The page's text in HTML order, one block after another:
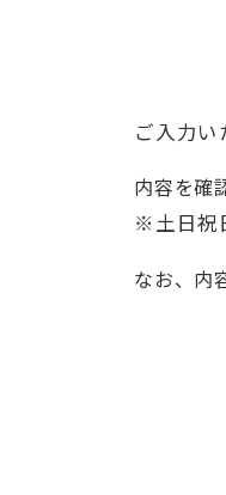
ご入力
内容を確
※土日祝
なお、内